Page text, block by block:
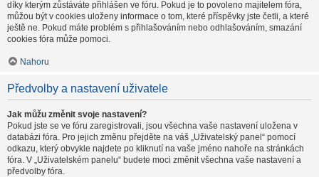
díky kterým zůstáváte přihlášen ve fóru. Pokud je to povoleno majitelem fóra,
můžou být v cookies uloženy informace o tom, které příspěvky jste četli, a které
ještě ne. Pokud máte problém s přihlašováním nebo odhlašováním, smazání
cookies fóra může pomoci.
Nahoru
Předvolby a nastavení uživatele
Jak můžu změnit svoje nastavení?
Pokud jste se ve fóru zaregistrovali, jsou všechna vaše nastavení uložena v
databázi fóra. Pro jejich změnu přejděte na váš „Uživatelský panel“ pomocí
odkazu, který obvykle najdete po kliknutí na vaše jméno nahoře na stránkách
fóra. V „Uživatelském panelu“ budete moci změnit všechna vaše nastavení a
předvolby fóra.